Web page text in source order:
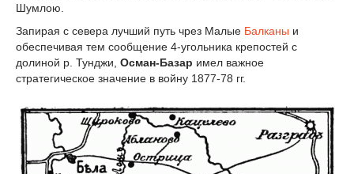
Шумлою.
Запирая с севера лучший путь чрез Малые Балканы и
обеспечивая тем сообщение 4-угольника крепостей с
долиной р. Тунджи, Осман-Базар имел важное
стратегическое значение в войну 1877-78 гг.